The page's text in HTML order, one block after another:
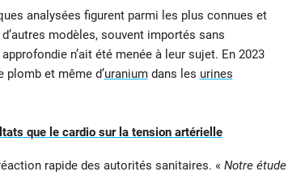
analysées figurent parmi les plus connues et
modèles, souvent importés sans
n’ait été menée à leur sujet. En 2023
et même d’uraniumdans les urines
que le cardio sur la tension artérielle
rapide des autorités sanitaires. « Notre étude